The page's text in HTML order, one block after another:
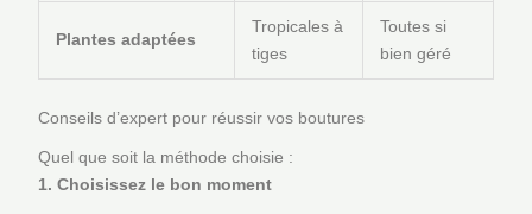
Plantes adaptées
Tropicales à
tiges
Toutes si
bien géré
Conseils d’expert pour réussir vos boutures
Quel que soit la méthode choisie :
1. Choisissez le bon moment